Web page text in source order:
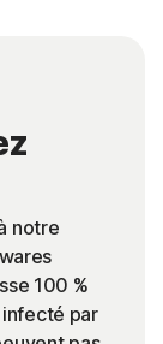
notre
100 %
par